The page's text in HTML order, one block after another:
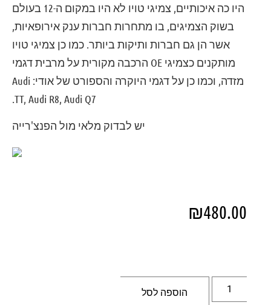
היו כה איכותיים, צמיגי טויו לא היו במקום ה-12 בעולם
בשוק הצמיגים, בו מתחרות חברות ענק אירופאיות,
אשר הן גם חברות ותיקות ביותר. כמו כן צמיגי טויו
מותקנים כצמיגי OE הרכבה מקורית על מרבית דגמי
מזדה, וכמו כן על דגמי היוקרה והספורט של אודי: Audi
TT, Audi R8, Audi Q7.
יש לבדוק מלאי מול הפנצ'רייה
₪480.00
הוספה לסל